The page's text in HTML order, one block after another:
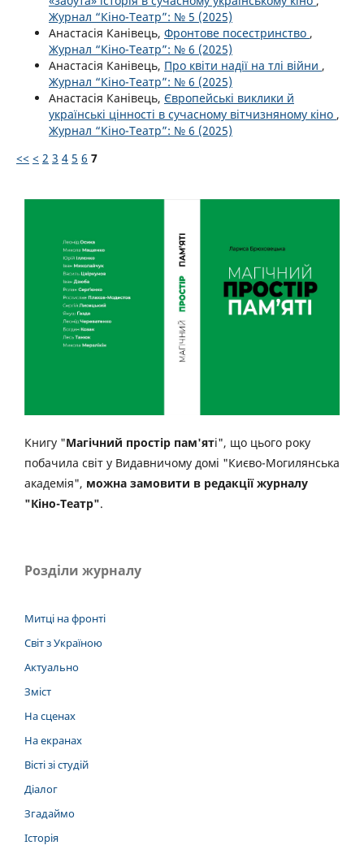
Журнал “Кіно-Театр”: № 5 (2025)
Анастасія Канівець, Фронтове посестринство ,
Журнал “Кіно-Театр”: № 6 (2025)
Анастасія Канівець, Про квіти надії на тлі війни ,
Журнал “Кіно-Театр”: № 6 (2025)
Анастасія Канівець, Європейські виклики й
українські цінності в сучасному вітчизняному кіно ,
Журнал “Кіно-Театр”: № 6 (2025)
<< < 2 3 4 5 6 7
Книгу "Магічний простір пам'яті", що цього року
побачила світ у Видавничому домі "Києво-Могилянська
академія", можна замовити в редакції журналу
"Кіно-Театр".
Розділи журналу
Митці на фронті
Світ з Україною
Актуально
Зміст
На сценах
На екранах
Вісті зі студій
Діалог
Згадаймо
Історія